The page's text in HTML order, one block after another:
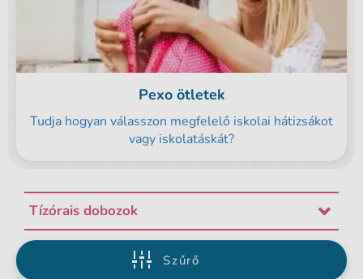
Pexo ötletek
Tudja hogyan válasszon megfelelő iskolai hátizsákot
vagy iskolatáskát?
Tízórais dobozok
Szűrő